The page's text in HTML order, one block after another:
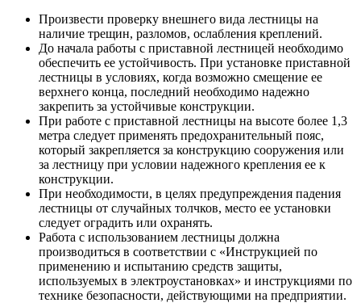
Произвести проверку внешнего вида лестницы на
наличие трещин, разломов, ослабления креплений.
До начала работы с приставной лестницей необходимо
обеспечить ее устойчивость. При установке приставной
лестницы в условиях, когда возможно смещение ее
верхнего конца, последний необходимо надежно
закрепить за устойчивые конструкции.
При работе с приставной лестницы на высоте более 1,3
метра следует применять предохранительный пояс,
который закрепляется за конструкцию сооружения или
за лестницу при условии надежного крепления ее к
конструкции.
При необходимости, в целях предупреждения падения
лестницы от случайных толчков, место ее установки
следует оградить или охранять.
Работа с использованием лестницы должна
производиться в соответствии с «Инструкцией по
применению и испытанию средств защиты,
используемых в электроустановках» и инструкциями по
технике безопасности, действующими на предприятии.